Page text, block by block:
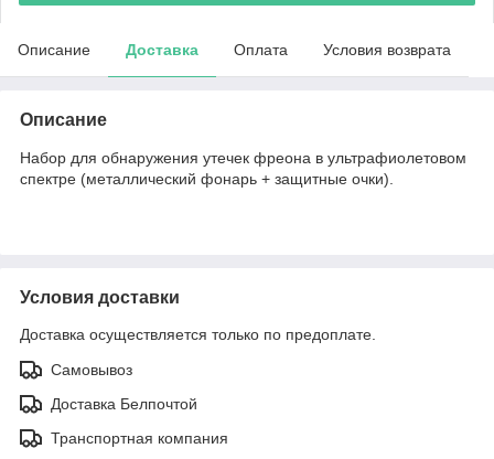
Описание Доставка Оплата Условия возврата
Описание
Набор для обнаружения утечек фреона в ультрафиолетовом
спектре (металлический фонарь + защитные очки).
Условия доставки
Доставка осуществляется только по предоплате.
Самовывоз
Доставка Белпочтой
Транспортная компания